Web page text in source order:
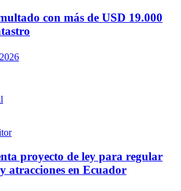
con más de USD 19.000
proyecto de ley para regular
atracciones en Ecuador